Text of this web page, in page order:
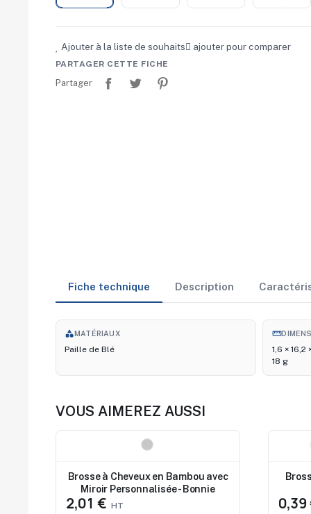
Ajouter à la liste de souhaits ajouter pour comparer
PARTAGER CETTE FICHE
Partager
Fiche technique Description
categoryMATÉRIAUX
Paille de Blé
straighten
1,6 × 16,2
18 g
VOUS AIMEREZ AUSSI
Brosse à Cheveux en Bambou avec
Miroir Personnalisée - Bonnie
2,01 € 0,39